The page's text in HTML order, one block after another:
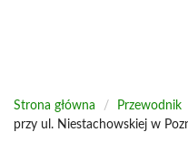
Strona główna / Przewodnik
przy ul. Niestachowskiej w